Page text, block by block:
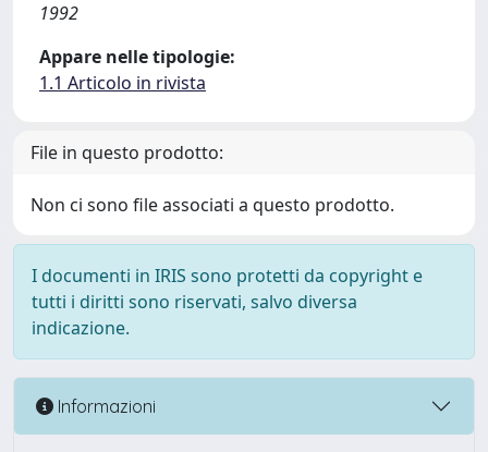
1992
Appare nelle tipologie:
1.1 Articolo in rivista
File in questo prodotto:
Non ci sono file associati a questo prodotto.
I documenti in IRIS sono protetti da copyright e
tutti i diritti sono riservati, salvo diversa
indicazione.
Informazioni